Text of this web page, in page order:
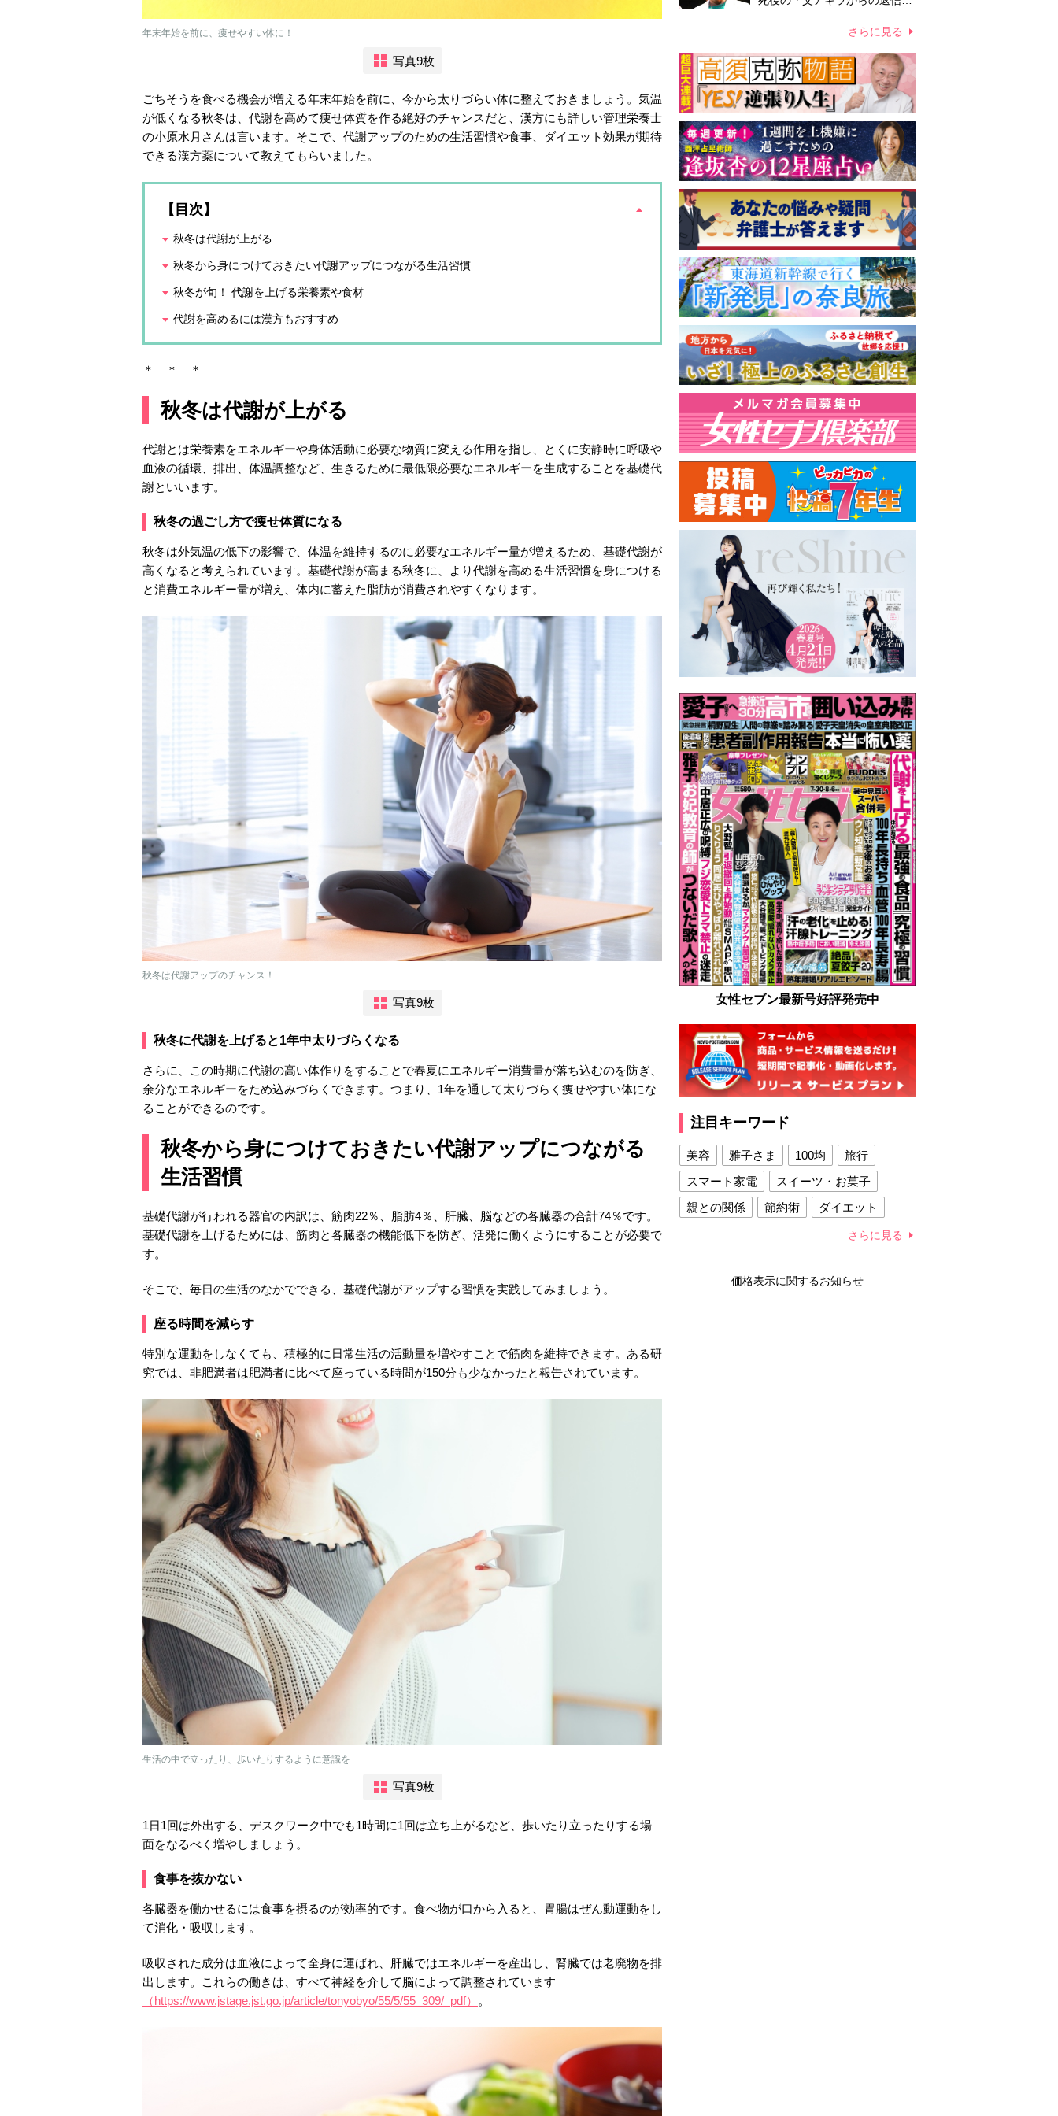
年末年始を前に、痩せやすい体に！
写真9枚
ごちそうを食べる機会が増える年末年始を前に、今から太りづらい体に整えておきましょう。気温
が低くなる秋冬は、代謝を高めて痩せ体質を作る絶好のチャンスだと、漢方にも詳しい管理栄養士
の小原水月さんは言います。そこで、代謝アップのための生活習慣や食事、ダイエット効果が期待
できる漢方薬について教えてもらいました。
【目次】
秋冬は代謝が上がる
秋冬から身につけておきたい代謝アップにつながる生活習慣
秋冬が旬！ 代謝を上げる栄養素や食材
代謝を高めるには漢方もおすすめ
＊ ＊ ＊
秋冬は代謝が上がる
代謝とは栄養素をエネルギーや身体活動に必要な物質に変える作用を指し、とくに安静時に呼吸や
血液の循環、排出、体温調整など、生きるために最低限必要なエネルギーを生成することを基礎代
謝といいます。
秋冬の過ごし方で痩せ体質になる
秋冬は外気温の低下の影響で、体温を維持するのに必要なエネルギー量が増えるため、基礎代謝が
高くなると考えられています。基礎代謝が高まる秋冬に、より代謝を高める生活習慣を身につける
と消費エネルギー量が増え、体内に蓄えた脂肪が消費されやすくなります。
秋冬は代謝アップのチャンス！
写真9枚
秋冬に代謝を上げると1年中太りづらくなる
さらに、この時期に代謝の高い体作りをすることで春夏にエネルギー消費量が落ち込むのを防ぎ、
余分なエネルギーをため込みづらくできます。つまり、1年を通して太りづらく痩せやすい体にな
ることができるのです。
秋冬から身につけておきたい代謝アップにつながる
生活習慣
基礎代謝が行われる器官の内訳は、筋肉22％、脂肪4％、肝臓、脳などの各臓器の合計74％です。
基礎代謝を上げるためには、筋肉と各臓器の機能低下を防ぎ、活発に働くようにすることが必要で
す。
そこで、毎日の生活のなかでできる、基礎代謝がアップする習慣を実践してみましょう。
座る時間を減らす
特別な運動をしなくても、積極的に日常生活の活動量を増やすことで筋肉を維持できます。ある研
究では、非肥満者は肥満者に比べて座っている時間が150分も少なかったと報告されています。
生活の中で立ったり、歩いたりするように意識を
写真9枚
1日1回は外出する、デスクワーク中でも1時間に1回は立ち上がるなど、歩いたり立ったりする場
面をなるべく増やしましょう。
食事を抜かない
各臓器を働かせるには食事を摂るのが効率的です。食べ物が口から入ると、胃腸はぜん動運動をし
て消化・吸収します。
吸収された成分は血液によって全身に運ばれ、肝臓ではエネルギーを産出し、腎臓では老廃物を排
出します。これらの働きは、すべて神経を介して脳によって調整されています
（https://www.jstage.jst.go.jp/article/tonyobyo/55/5/55_309/_pdf）
。
さらに見る
女性セブン最新号好評発売中
注目キーワード
美容 雅子さま 100均
旅行
スマート家電
スイーツ・お菓子
親との関係
節約術
ダイエット
夫との関係
新津春子 どか食い
さらに見る
価格表示に関するお知らせ